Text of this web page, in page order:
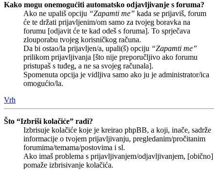
Kako mogu onemogućiti automatsko odjavljivanje s foruma?
Ako ne upališ opciju “Zapamti me” kada se prijaviš, forum
će te držati prijavljenim/om samo za tvojeg boravka na
forumu [odjavit će te kad odeš s foruma]. To sprječava
zlouporabu tvojeg korisničkog računa.
Da bi ostao/la prijavljen/a, upali(š) opciju “Zapamti me”
prilikom prijavljivanja [što nije preporučljivo ako forumu
pristupaš s tuđeg, a ne sa svojeg računala].
Spomenuta opcija je vidljiva samo ako ju je administrator/ica
omogućio/la.
Vrh
Što “Izbriši kolačiće” radi?
Izbrisuje kolačiće koje je kreirao phpBB, a koji, inače, sadrže
informacije o tvojem prijavljivanju, pregledanim/pročitanim
forumima/temama/postovima i sl.
Ako imaš problema s prijavljivanjem/odjavljivanjem, [obično]
pomaže izbrisivanje kolačića.